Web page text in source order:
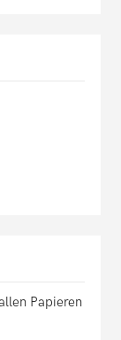
Papieren